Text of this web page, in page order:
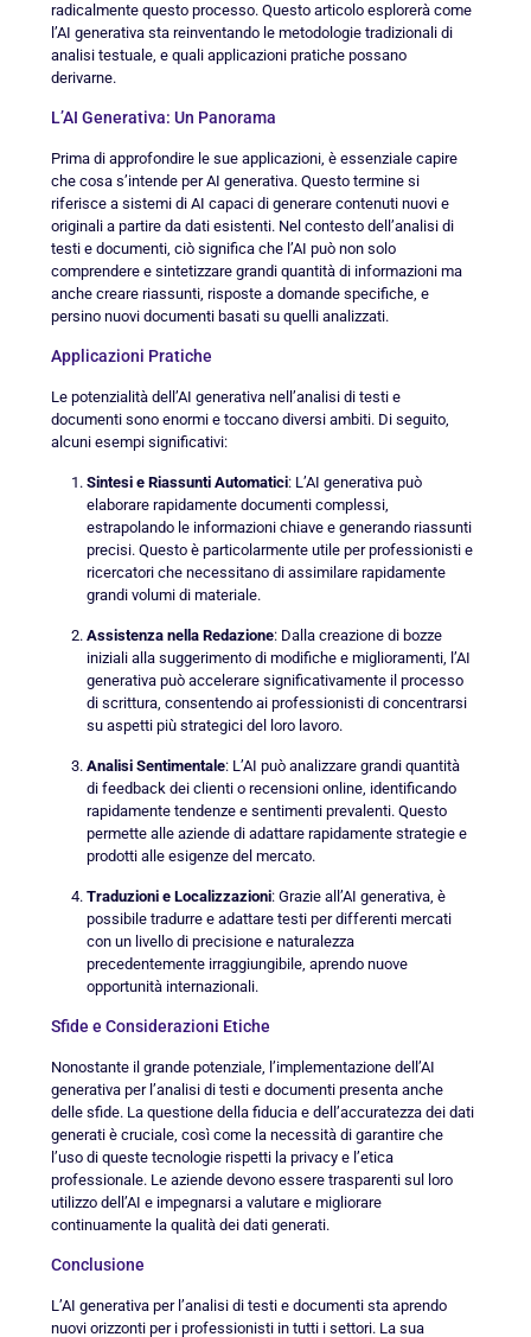
radicalmente questo processo. Questo articolo esplorerà come
l’AI generativa sta reinventando le metodologie tradizionali di
analisi testuale, e quali applicazioni pratiche possano
derivarne.
L’AI Generativa: Un Panorama
Prima di approfondire le sue applicazioni, è essenziale capire
che cosa s’intende per AI generativa. Questo termine si
riferisce a sistemi di AI capaci di generare contenuti nuovi e
originali a partire da dati esistenti. Nel contesto dell’analisi di
testi e documenti, ciò significa che l’AI può non solo
comprendere e sintetizzare grandi quantità di informazioni ma
anche creare riassunti, risposte a domande specifiche, e
persino nuovi documenti basati su quelli analizzati.
Applicazioni Pratiche
Le potenzialità dell’AI generativa nell’analisi di testi e
documenti sono enormi e toccano diversi ambiti. Di seguito,
alcuni esempi significativi:
Sintesi e Riassunti Automatici: L’AI generativa può
elaborare rapidamente documenti complessi,
estrapolando le informazioni chiave e generando riassunti
precisi. Questo è particolarmente utile per professionisti e
ricercatori che necessitano di assimilare rapidamente
grandi volumi di materiale.
Assistenza nella Redazione: Dalla creazione di bozze
iniziali alla suggerimento di modifiche e miglioramenti, l’AI
generativa può accelerare significativamente il processo
di scrittura, consentendo ai professionisti di concentrarsi
su aspetti più strategici del loro lavoro.
Analisi Sentimentale: L’AI può analizzare grandi quantità
di feedback dei clienti o recensioni online, identificando
rapidamente tendenze e sentimenti prevalenti. Questo
permette alle aziende di adattare rapidamente strategie e
prodotti alle esigenze del mercato.
Traduzioni e Localizzazioni: Grazie all’AI generativa, è
possibile tradurre e adattare testi per differenti mercati
con un livello di precisione e naturalezza
precedentemente irraggiungibile, aprendo nuove
opportunità internazionali.
Sfide e Considerazioni Etiche
Nonostante il grande potenziale, l’implementazione dell’AI
generativa per l’analisi di testi e documenti presenta anche
delle sfide. La questione della fiducia e dell’accuratezza dei dati
generati è cruciale, così come la necessità di garantire che
l’uso di queste tecnologie rispetti la privacy e l’etica
professionale. Le aziende devono essere trasparenti sul loro
utilizzo dell’AI e impegnarsi a valutare e migliorare
continuamente la qualità dei dati generati.
Conclusione
L’AI generativa per l’analisi di testi e documenti sta aprendo
nuovi orizzonti per i professionisti in tutti i settori. La sua